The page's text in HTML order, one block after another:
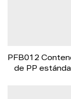
PFB012
de PP